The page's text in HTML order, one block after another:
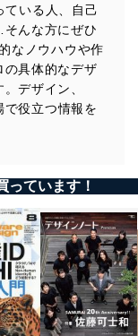
いる人、自己
んな方にぜひ
なノウハウや作
の具体的なデザ
デザイン、
役立つ情報を
っています！